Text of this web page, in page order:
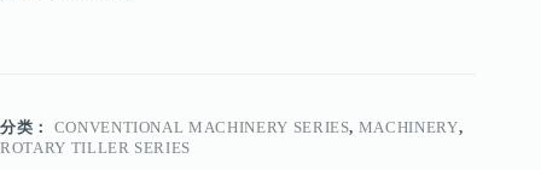
分类： CONVENTIONAL MACHINERY SERIES, MACHINERY,
ROTARY TILLER SERIES